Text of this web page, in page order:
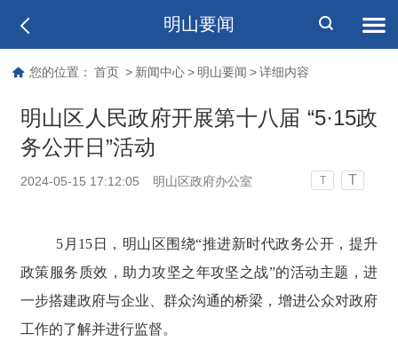
明山要闻
您的位置： 首页 > 新闻中心 > 明山要闻 > 详细内容
明山区人民政府开展第十八届 “5·15政
务公开日”活动
2024-05-15 17:12:05 明山区政府办公室 T T
5月15日，明山区围绕“推进新时代政务公开，提升
政策服务质效，助力攻坚之年攻坚之战”的活动主题，进
一步搭建政府与企业、群众沟通的桥梁，增进公众对政府
工作的了解并进行监督。